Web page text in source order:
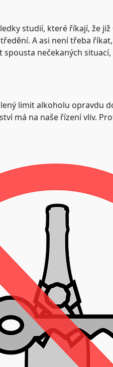
studií, které říkají, že
A asi není třeba
spousta nečekaných
limit alkoholu opravdu
má na naše řízení vliv.